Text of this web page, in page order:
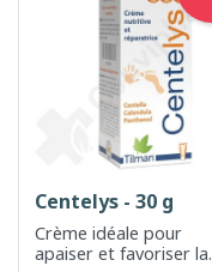
Centelys - 30 g
Crème idéale pour
apaiser et favoriser la